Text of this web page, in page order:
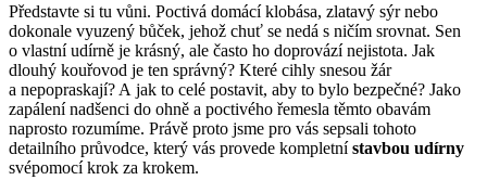
Představte si tu vůni. Poctivá domácí klobása, zlatavý sýr nebo
dokonale vyuzený bůček, jehož chuť se nedá s ničím srovnat. Sen
o vlastní udírně je krásný, ale často ho doprovází nejistota. Jak
dlouhý kouřovod je ten správný? Které cihly snesou žár
a nepopraskají? A jak to celé postavit, aby to bylo bezpečné? Jako
zapálení nadšenci do ohně a poctivého řemesla těmto obavám
naprosto rozumíme. Právě proto jsme pro vás sepsali tohoto
detailního průvodce, který vás provede kompletnístavbou udírny
svépomocí krok za krokem.